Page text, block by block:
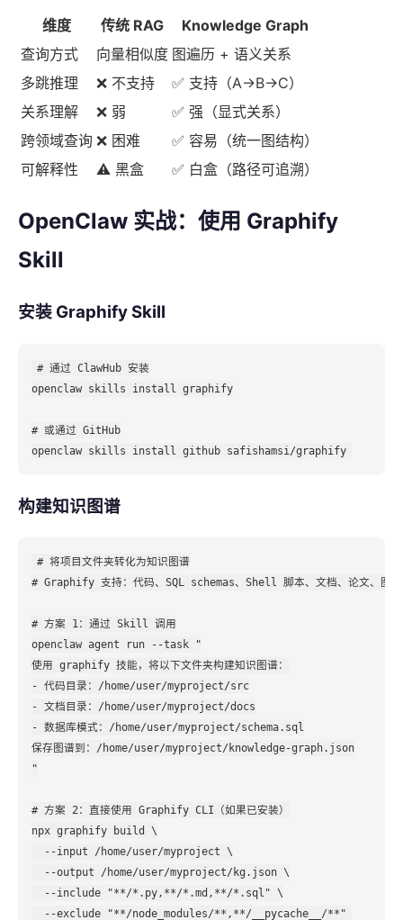
维度 传统 RAG
Knowledge Graph
查询方式
向量相似度 图遍历 + 语义关系
多跳推理
❌ 不支持
✅ 支持（A→B→C）
关系理解
❌ 弱
✅ 强（显式关系）
跨领域查询 ❌ 困难
✅ 容易（统一图结构）
可解释性
⚠️ 黑盒 ✅ 白盒（路径可追溯）
OpenClaw 实战：使用 Graphify
Skill
安装 Graphify Skill
# 通过 ClawHub 安装
openclaw skills install graphify
# 或通过 GitHub
构建知识图谱
# 将项目文件夹转化为知识图谱
# Graphify 支持：代码、SQL schemas、Shell 脚本、文档、论文、图片
# 方案 1：通过 Skill 调用
openclaw agent run --task "
使用 graphify 技能，将以下文件夹构建知识图谱：
- 代码目录：/home/user/myproject/src
- 文档目录：/home/user/myproject/docs
- 数据库模式：/home/user/myproject/schema.sql
保存图谱到：/home/user/myproject/knowledge-graph.json
"
# 方案 2：直接使用 Graphify CLI（如果已安装）
npx graphify build \
  --input /home/user/myproject \
  --output /home/user/myproject/kg.json \
  --include "**/*.py,**/*.md,**/*.sql" \